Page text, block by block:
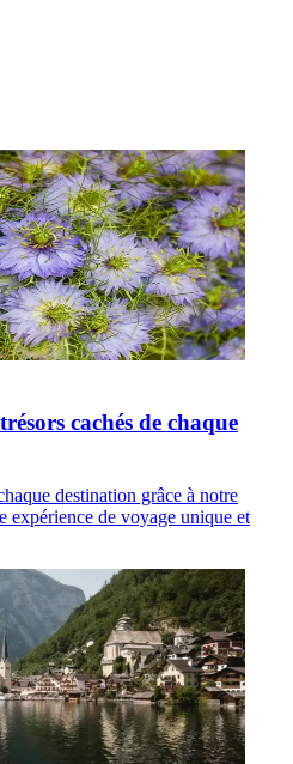
cachés de chaque
destination grâce à notre
expérience de voyage unique et